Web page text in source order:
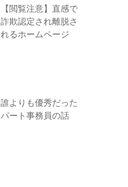
【閲覧注意】直感で
詐欺認定され離脱さ
れるホームページ
誰よりも優秀だった
パート事務員の話